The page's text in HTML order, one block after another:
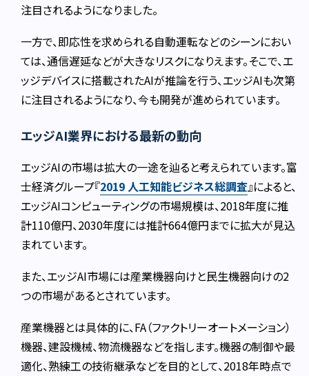
注目されるようになりました。
一方で、即応性を求められる自動運転などのシーンにおい
ては、通信遅延などが大きなリスクになりえます。そこで、エ
ッジデバイスに搭載されたAIが推論を行う、エッジAIも次第
に注目されるようになり、今も開発が進められています。
エッジAI業界における最新の動向
エッジAIの市場は拡大の一途を辿ると考えられています。富
士経済グループ『2019 人工知能ビジネス総調査』によると、
エッジAIコンピューティングの市場規模は、2018年度に推
計110億円、2030年度には推計664億円までに拡大が見込
まれています。
また、エッジAI市場には産業機器向けと民生機器向けの2
つの市場があるとされています。
産業機器とは具体的に、FA（ファクトリーオートメーション）
機器、建設機械、物流機器などを指します。機器の制御や最
適化、熟練工の技術継承などを目的として、2018年時点で